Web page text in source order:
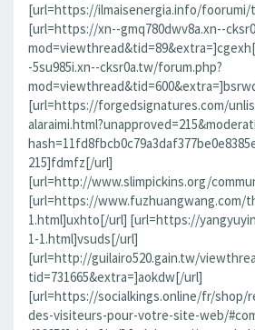
[url=https://ilmaisenergia.info/foorumi/
[url=https://xn--gmq780dwv8a.xn--
-5su985i.xn--cksr0a.tw/forum.php?
[url=https://forgedsignatures.com/
215]fdmfz[/url]
[url=http://www.slimpickins.org/
[url=https://www.fuzhuangwang.com/
1.html]uxhto[/url] [url=https://
1-1.html]vsuds[/url]
[url=http://guilairo520.gain.tw/
tid=731665&extra=]aokdw[/url]
[url=https://socialkings.online/fr/shop/
des-visiteurs-pour-votre-site-web/